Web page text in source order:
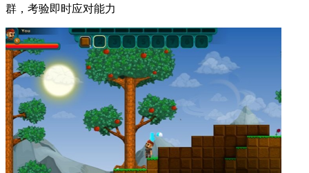
群，考验即时应对能力